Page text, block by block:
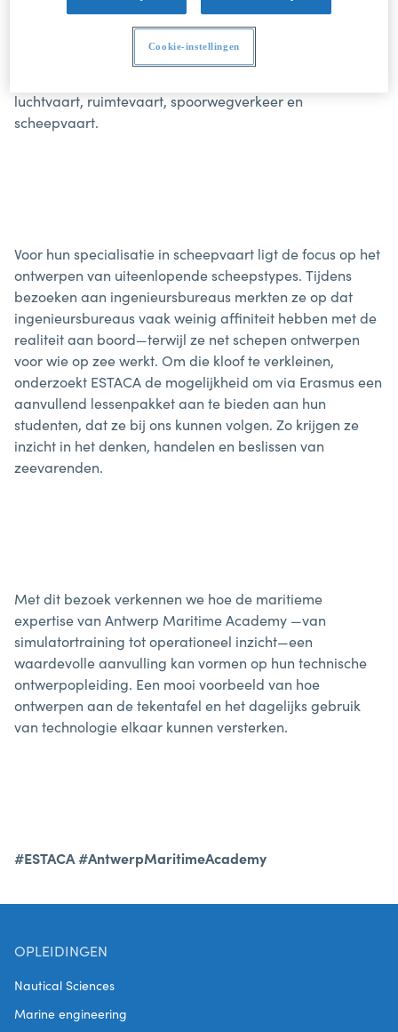
ingenieursschool gespecialiseerd in
transporttechnologie, met campussen in onder andere
Parijs en Laval. ESTACA telt zo’n 2.500 studenten en biedt
luchtvaart, ruimtevaart, spoorwegverkeer en
scheepvaart.
Voor hun specialisatie in scheepvaart ligt de focus op het
ontwerpen van uiteenlopende scheepstypes. Tijdens
bezoeken aan ingenieursbureaus merkten ze op dat
ingenieursbureaus vaak weinig affiniteit hebben met de
realiteit aan boord—terwijl ze net schepen ontwerpen
voor wie op zee werkt. Om die kloof te verkleinen,
onderzoekt ESTACA de mogelijkheid om via Erasmus een
aanvullend lessenpakket aan te bieden aan hun
studenten, dat ze bij ons kunnen volgen. Zo krijgen ze
inzicht in het denken, handelen en beslissen van
zeevarenden.
Met dit bezoek verkennen we hoe de maritieme
expertise van Antwerp Maritime Academy —van
simulatortraining tot operationeel inzicht—een
waardevolle aanvulling kan vormen op hun technische
ontwerpopleiding. Een mooi voorbeeld van hoe
ontwerpen aan de tekentafel en het dagelijks gebruik
van technologie elkaar kunnen versterken.
#ESTACA#AntwerpMaritimeAcademy
OPLEIDINGEN
Nautical Sciences
Marine engineering
Cookie-instellingen